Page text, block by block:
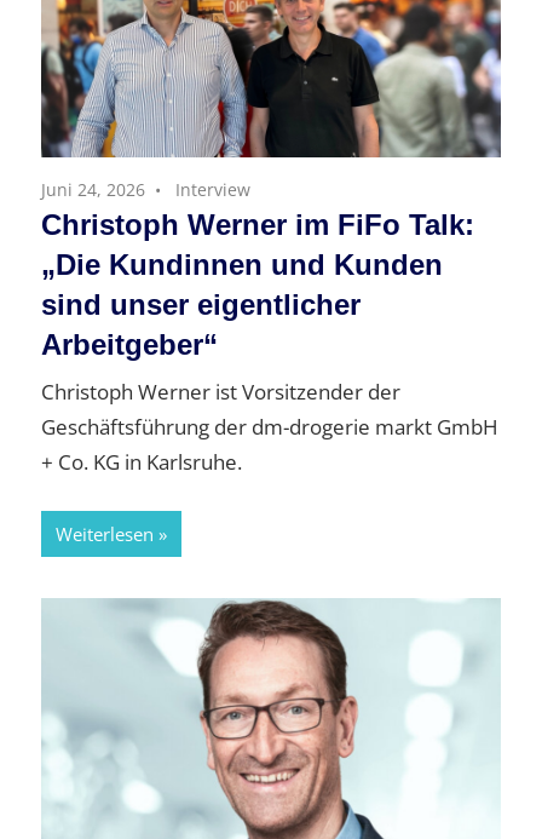
Juni 24, 2026 Interview
Christoph Werner im FiFo Talk:
„Die Kundinnen und Kunden
sind unser eigentlicher
Arbeitgeber“
Christoph Werner ist Vorsitzender der
Geschäftsführung der dm-drogerie markt GmbH
+ Co. KG in Karlsruhe.
Weiterlesen